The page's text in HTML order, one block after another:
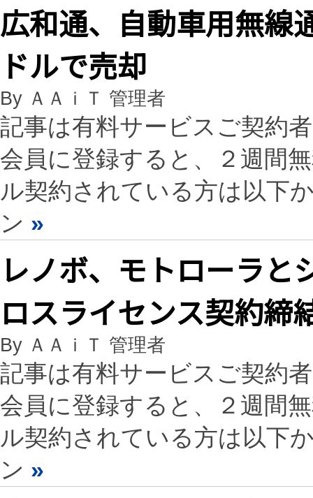
広和通、自動車用無線
ドルで売却
By ＡＡｉＴ 管理者
記事は有料サービスご契約
会員に登録すると、２週間
ル契約されている方は以下
ン »
レノボ、モトローラと
ロスライセンス契約締
By ＡＡｉＴ 管理者
記事は有料サービスご契約
会員に登録すると、２週間
ル契約されている方は以下
ン »